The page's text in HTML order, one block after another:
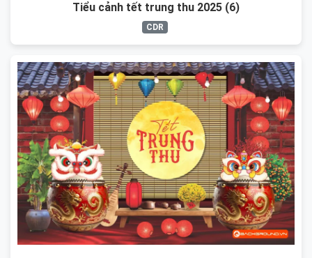
Tiểu cảnh tết trung thu 2025 (6)
CDR